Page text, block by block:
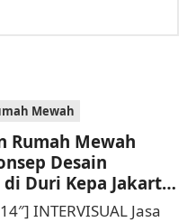
Mewah
Rumah Mewah
Desain
Duri Kepa Jakarta
0811 9933 588
INTERVISUAL Jasa